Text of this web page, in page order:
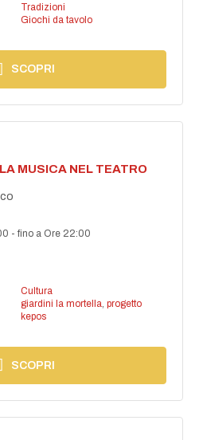
Tradizioni
Giochi da tavolo
SCOPRI
MUSICA NEL TEATRO
-fino a Ore 22:00
Cultura
giardini la mortella progetto
kepos
SCOPRI